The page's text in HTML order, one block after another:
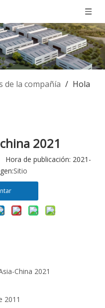
de la compañía / Hola
2021
de publicación: 2021-
Sitio
China 2021
2011